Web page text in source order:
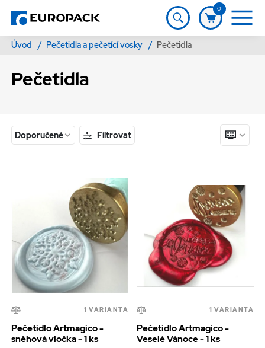
0
Úvod / Pečetidla a pečetící vosky / Pečetidla
Pečetidla
Doporučené Filtrovat
1 VARIANTA
Pečetidlo Artmagico -
sněhová vločka - 1 ks
1 VARIANTA
Pečetidlo Artmagico -
Veselé Vánoce - 1 ks